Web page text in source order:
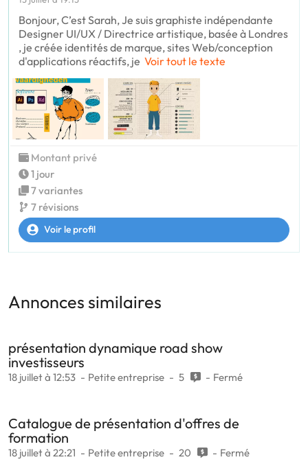
Bonjour, C’est Sarah, Je suis graphiste indépendante
Designer UI/UX / Directrice artistique, basée à Londres
, je créée identités de marque, sites Web/conception
d'applications réactifs, je Voir tout le texte
Montant privé
1 jour
7 variantes
7 révisions
Voir le profil
Annonces similaires
présentation dynamique road show
investisseurs
18 juillet à 12:53 Petite entreprise 5 Fermé
Catalogue de présentation d'offres de
formation
18 juillet à 22:21 Petite entreprise 20 Fermé